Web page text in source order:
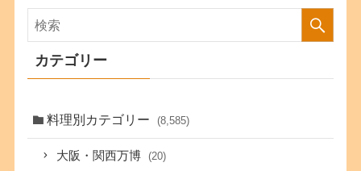
カテゴリー
料理別カテゴリー (8,585)
大阪・関西万博 (20)